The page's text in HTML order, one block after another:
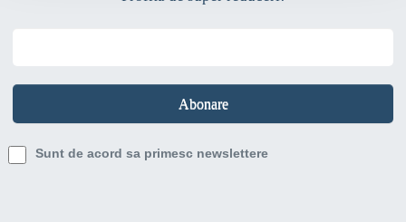
Sunt de acord sa primesc newslettere